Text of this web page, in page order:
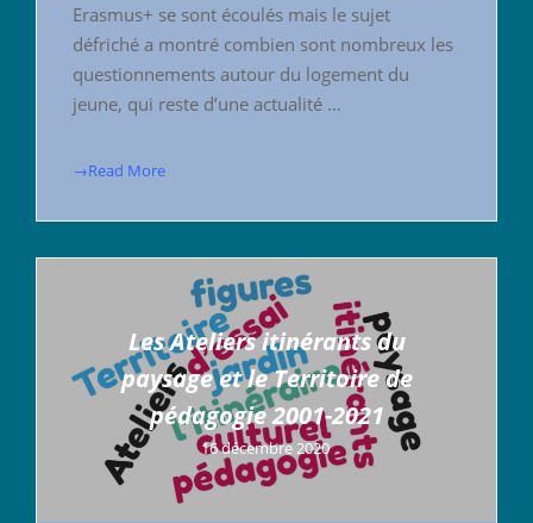
Erasmus+ se sont écoulés mais le sujet
défriché a montré combien sont nombreux les
questionnements autour du logement du
jeune, qui reste d’une actualité …
→Read More
Les Ateliers itinérants du
paysage et le Territoire de
pédagogie 2001-2021
16 décembre 2020